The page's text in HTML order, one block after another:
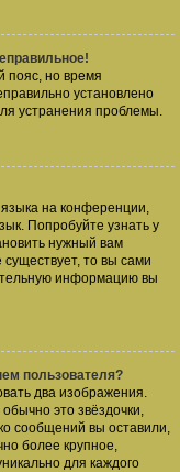
пояс, но время
установлено
устранения проблемы.
на конференции,
Попробуйте узнать у
нужный вам
существует, то вы сами
информацию вы
пользователя?
два изображения.
это звёздочки,
сообщений вы оставили,
более крупное,
для каждого